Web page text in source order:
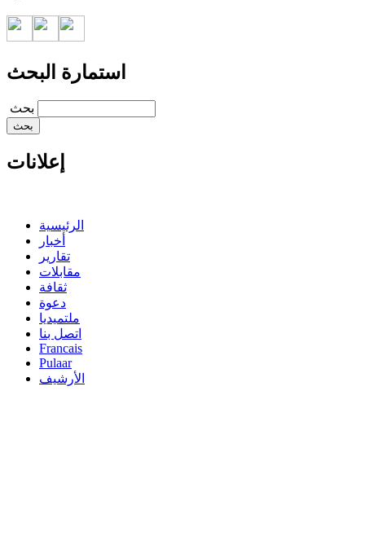
استمارة البحث
‏بحث ‏
إعلانات
الرئيسية
أخبار
تقارير
مقابلات
ثقافة
دعوة
ملتميديا
اتصل بنا
Francais
Pulaar
الأرشيف